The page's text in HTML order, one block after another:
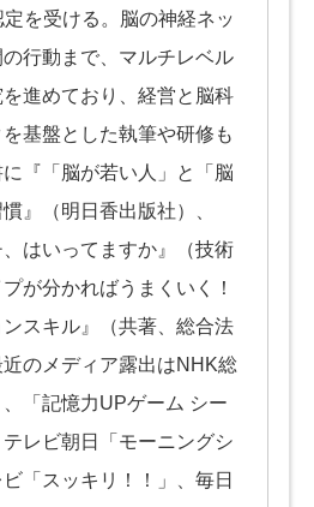
定を受ける。脳の神経ネッ
の行動まで、マルチレベル
進めており、経営と脳科
基盤とした執筆や研修も
『「脳が若い人」と「脳
』（明日香出版社）、
、はいってますか』（技術
が分かればうまくいく！
スキル』（共著、総合法
近のメディア露出はNHK総
「記憶力UPゲーム シー
レビ朝日「モーニングシ
「スッキリ！！」、毎日